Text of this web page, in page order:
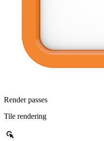
Render passes
Tile rendering
left_click